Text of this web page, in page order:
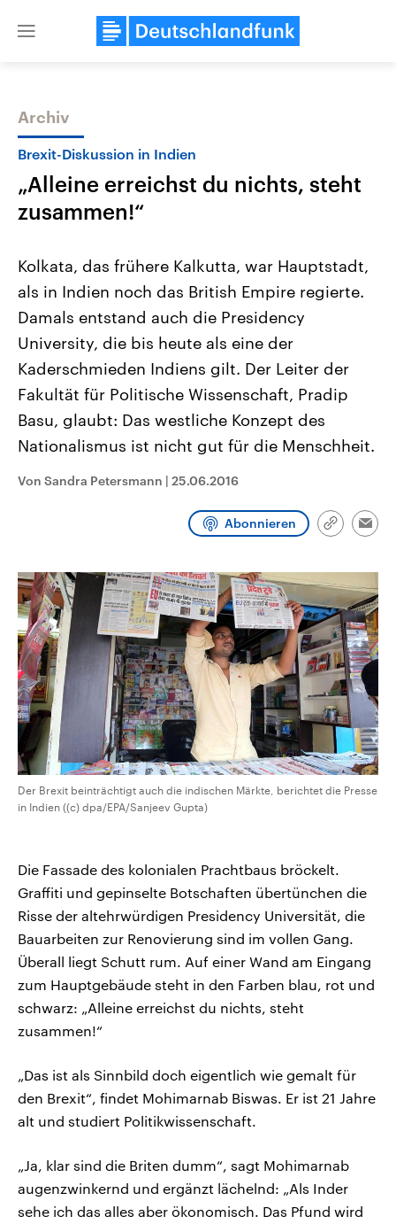
Close
Themen
USA
Aktuelle Beiträge, Analysen und
Hintergründe
Wirtschaftlich und militärisch
gehören die Vereinigten Staaten zu
den mächtigsten Ländern der Erde,
mit großem Einfluss auf das
Nahostkonflikt
Aktuelle Lage und
Der Überfall der
Terrororganisation Hamas
Oktober 2023 auf Israel
Region wieder die Gewalt
Israel möchte die Hamas
Diese wird wie die
Libanon vom Iran
Sendungen Programm Podcasts
Archiv
Brexit-Diskussion in Indien
„Alleine erreichst du nichts, steht
zusammen!“
Kolkata, das frühere Kalkutta, war Hauptstadt,
als in Indien noch das British Empire regierte.
Damals entstand auch die Presidency
University, die bis heute als eine der
Kaderschmieden Indiens gilt. Der Leiter der
Fakultät für Politische Wissenschaft, Pradip
Basu, glaubt: Das westliche Konzept des
Nationalismus ist nicht gut für die Menschheit.
Von Sandra Petersmann | 25.06.2016
Abonnieren
Link
Der Brexit beinträchtigt auch die indischen Märkte, berichtet die Presse
in Indien ((c) dpa/EPA/Sanjeev Gupta)
Die Fassade des kolonialen Prachtbaus bröckelt.
Graffiti und gepinselte Botschaften übertünchen die
Risse der altehrwürdigen Presidency Universität, die
Bauarbeiten zur Renovierung sind im vollen Gang.
Überall liegt Schutt rum. Auf einer Wand am Eingang
zum Hauptgebäude steht in den Farben blau, rot und
schwarz: „Alleine erreichst du nichts, steht
zusammen!“
„Das ist als Sinnbild doch eigentlich wie gemalt für
den Brexit“, findet Mohimarnab Biswas. Er ist 21 Jahre
alt und studiert Politikwissenschaft.
„Ja, klar sind die Briten dumm“, sagt Mohimarnab
augenzwinkernd und ergänzt lächelnd: „Als Inder
sehe ich das alles aber ökonomisch. Das Pfund wird